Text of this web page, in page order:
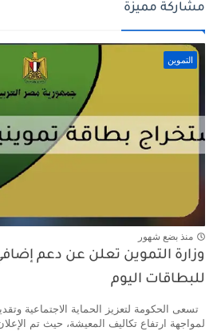
مشاركة مميزة
التموين
منذ بضع شهور
للبطاقات اليوم
تسعى الحكومة لتعزيز الحماية الاجتماعية
لمواجهة ارتفاع تكاليف المعيشة، حيث تم